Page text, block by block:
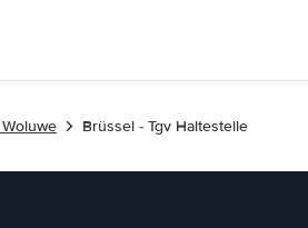
Brüssel - Tgv Haltestelle